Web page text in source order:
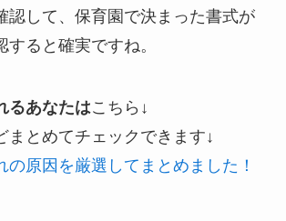
認して、保育園で決まった書式が
すると確実ですね。
るあなたはこちら↓
まとめてチェックできます↓
の原因を厳選してまとめました！